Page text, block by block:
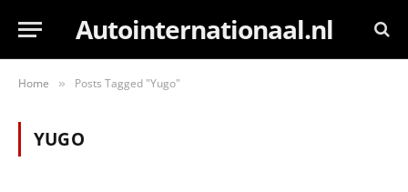
Autointernationaal.nl
Home » Posts Tagged "Yugo"
YUGO